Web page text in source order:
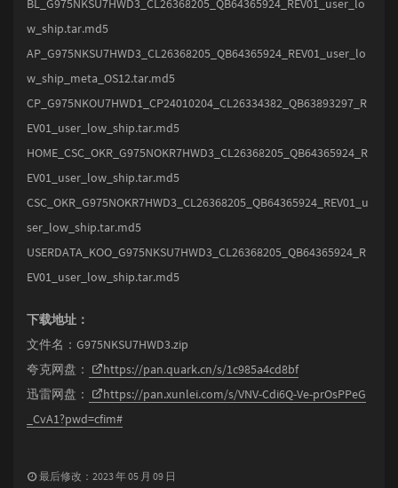
BL_G975NKSU7HWD3_CL26368205_QB64365924_REV01_user_lo
w_ship.tar.md5
AP_G975NKSU7HWD3_CL26368205_QB64365924_REV01_user_lo
w_ship_meta_OS12.tar.md5
CP_G975NKOU7HWD1_CP24010204_CL26334382_QB63893297_R
EV01_user_low_ship.tar.md5
HOME_CSC_OKR_G975NOKR7HWD3_CL26368205_QB64365924_R
EV01_user_low_ship.tar.md5
CSC_OKR_G975NOKR7HWD3_CL26368205_QB64365924_REV01_u
ser_low_ship.tar.md5
USERDATA_KOO_G975NKSU7HWD3_CL26368205_QB64365924_R
EV01_user_low_ship.tar.md5
下载地址：
文件名：G975NKSU7HWD3.zip
夸克网盘：
https://pan.quark.cn/s/1c985a4cd8bf
迅雷网盘：
https://pan.xunlei.com/s/VNV-Cdi6Q-Ve-prOsPPeG
_CvA1?pwd=cfim#
最后修改：2023 年 05 月 09 日